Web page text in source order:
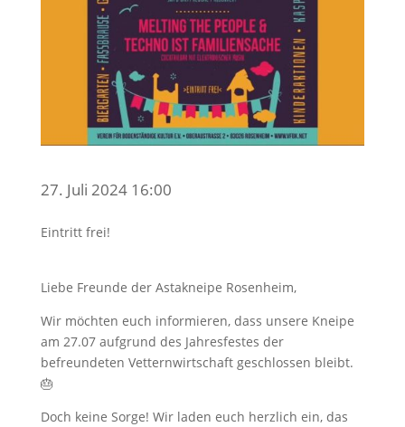
27. Juli 2024 16:00
Eintritt frei!
Liebe Freunde der Astakneipe Rosenheim,
Wir möchten euch informieren, dass unsere Kneipe
am 27.07 aufgrund des Jahresfestes der
befreundeten Vetternwirtschaft geschlossen bleibt.
🎂
Doch keine Sorge! Wir laden euch herzlich ein, das